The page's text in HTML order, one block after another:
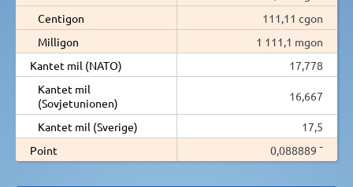
Centigon
111,11 cgon
Milligon
1 111,1 mgon
Kantet mil (NATO)
17,778
Kantet mil
(Sovjetunionen)
16,667
Kantet mil (Sverige)
17,5
Point
0,088889 ¯